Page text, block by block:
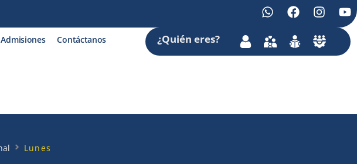
Admisiones Contáctanos ¿Quiéneres?
Lunes